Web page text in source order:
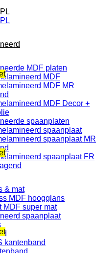
MDF platen
MDF
MDF MR
MDF Decor +
spaanplaten
spaanplaat
spaanplaat MR
spaanplaat FR
& mat
MDF hoogglans
MDF super mat
spaanplaat
kantenband